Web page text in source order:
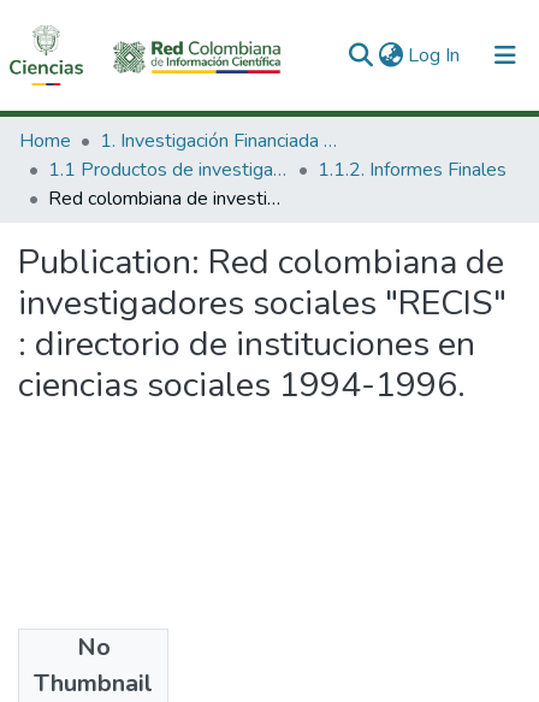
Log In (current)
Communities & Collections
All of DSpace
Home
1. Investigación Financiada con Recursos Públicos
1.1 Productos de investigación
1.1.2. Informes Finales
Red colombiana de investigadores sociales "RECIS" : directorio de instituciones en ciencias sociales 1994-1996.
Publication: Red colombiana de
investigadores sociales "RECIS"
: directorio de instituciones en
ciencias sociales 1994-1996.
No
Thumbnail